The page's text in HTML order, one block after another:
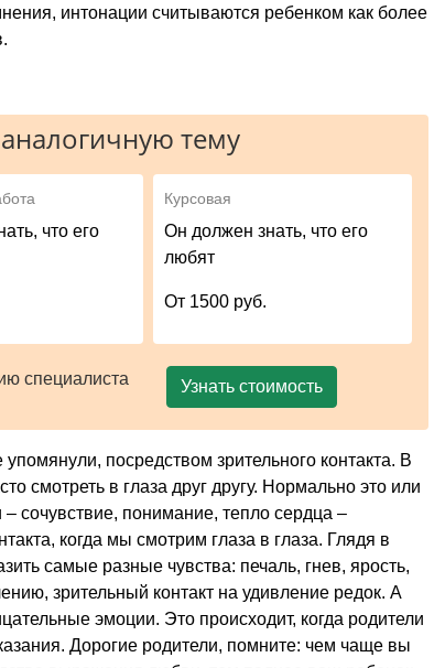
интонации считываются ребенком как более
тему
что его
Курсовая
Он должен знать, что его
любят
От 1500 руб.
специалиста
Узнать стоимость
посредством зрительного контакта. В
смотреть в глаза друг другу. Нормально это или
сочувствие, понимание, тепло сердца –
когда мы смотрим глаза в глаза. Глядя в
самые разные чувства: печаль, гнев, ярость,
зрительный контакт на удивление редок. А
эмоции. Это происходит, когда родители
Дорогие родители, помните: чем чаще вы